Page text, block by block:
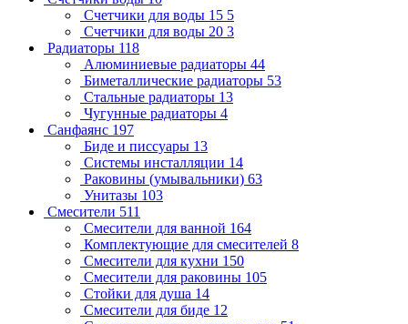
Счетчики для воды 15 5
Счетчики для воды 20 3
Радиаторы 118
Алюминиевые радиаторы 44
Биметаллические радиаторы 53
Стальные радиаторы 13
Чугунные радиаторы 4
Санфаянс 197
Биде и писсуары 13
Системы инсталляции 14
Раковины (умывальники) 63
Унитазы 103
Смесители 511
Смесители для ванной 164
Комплектующие для смесителей 8
Смесители для кухни 150
Смесители для раковины 105
Стойки для душа 14
Смесители для биде 12